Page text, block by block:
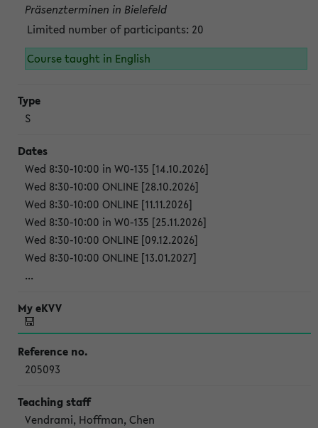
Präsenzterminen in Bielefeld
Limited number of participants: 20
Course taught in English
S
Wed 8:30-10:00 in W0-135 [14.10.2026]
Wed 8:30-10:00 ONLINE [28.10.2026]
Wed 8:30-10:00 ONLINE [11.11.2026]
Wed 8:30-10:00 in W0-135 [25.11.2026]
Wed 8:30-10:00 ONLINE [09.12.2026]
Wed 8:30-10:00 ONLINE [13.01.2027]
...
205093
Vendrami, Hoffman, Chen